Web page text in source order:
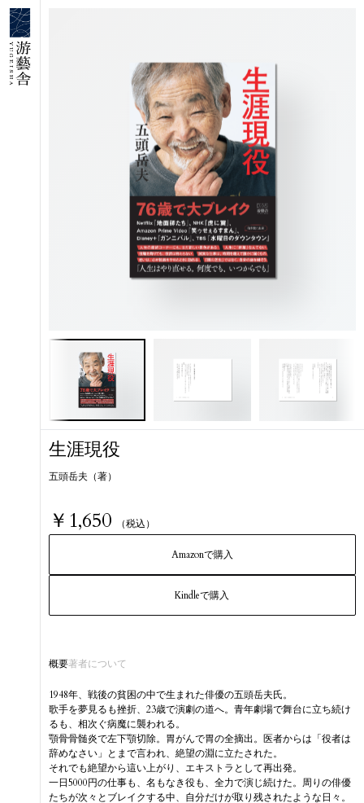
生涯現役
五頭岳夫（著）
￥1,650 （税込）
Amazonで購入
Kindleで購入
概要著者について
1948年、戦後の貧困の中で生まれた俳優の五頭岳夫氏。
歌手を夢見るも挫折、23歳で演劇の道へ。青年劇場で舞台に立ち続け
るも、相次ぐ病魔に襲われる。
顎骨骨髄炎で左下顎切除。胃がんで胃の全摘出。医者からは「役者は
辞めなさい」とまで言われ、絶望の淵に立たされた。
それでも絶望から這い上がり、エキストラとして再出発。
一日5000円の仕事も、名もなき役も、全力で演じ続けた。周りの俳優
たちが次々とブレイクする中、自分だけが取り残されたような日々。